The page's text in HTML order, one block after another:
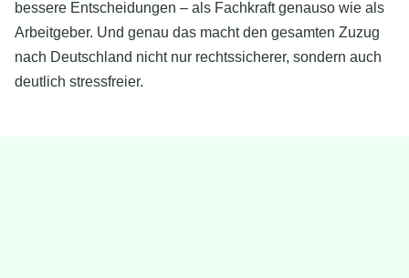
bessere Entscheidungen – als Fachkraft genauso wie als
Arbeitgeber. Und genau das macht den gesamten Zuzug
nach Deutschland nicht nur rechtssicherer, sondern auch
deutlich stressfreier.